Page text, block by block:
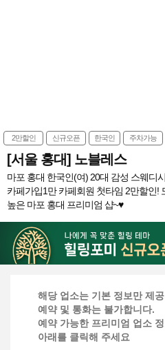
2만할인 신규오픈 한국인 주차가능
[서울 홍대] 노블레스
마포 홍대 한국인(여) 20대 감성 스웨디
카페가입1만 카페회원 첫타임 2만할인!
높은 마포 홍대 프리미엄 샵~♥
해당 업소는 기본 정보만 제공
예약 및 통화는 불가합니다.
예약 가능한 프리미엄 업소
아래를 클릭해 주세요